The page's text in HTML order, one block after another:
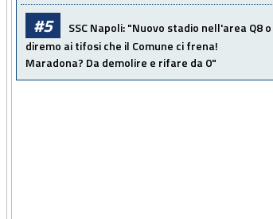
#5
SSC Napoli: "Nuovo stadio nell'area Q8 o
diremo ai tifosi che il Comune ci frena!
Maradona? Da demolire e rifare da 0"